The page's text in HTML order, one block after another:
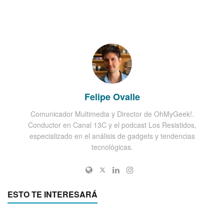
Felipe Ovalle
Comunicador Multimedia y Director de OhMyGeek!.
Conductor en Canal 13C y el podcast Los Resistidos,
especializado en el análisis de gadgets y tendencias
tecnológicas.
ESTO TE INTERESARÁ